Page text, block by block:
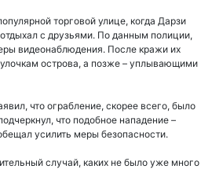
торговой улице, когда Дарзи
с друзьями. По данным полиции,
видеонаблюдения. После кражи их
острова, а позже – уплывающими
что ограбление, скорее всего, было
что подобное нападение –
усилить меры безопасности.
случай, каких не было уже много